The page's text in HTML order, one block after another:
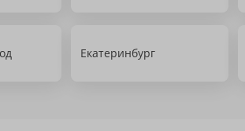
Екатеринбург